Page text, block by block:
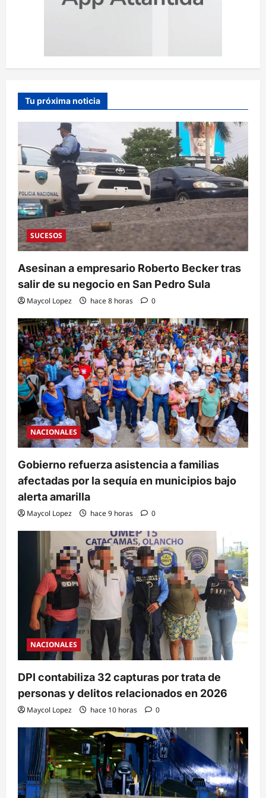
Tu próxima noticia
SUCESOS
Asesinan a empresario Roberto Becker tras
salir de su negocio en San Pedro Sula
Maycol Lopez hace 8 horas 0
NACIONALES
Gobierno refuerza asistencia a familias
afectadas por la sequía en municipios bajo
alerta amarilla
Maycol Lopez hace 9 horas 0
NACIONALES
DPI contabiliza 32 capturas por trata de
personas y delitos relacionados en 2026
Maycol Lopez hace 10 horas 0